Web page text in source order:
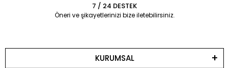
7 / 24 DESTEK
Öneri ve şikayetlerinizi bize iletebilirsiniz.
KURUMSAL